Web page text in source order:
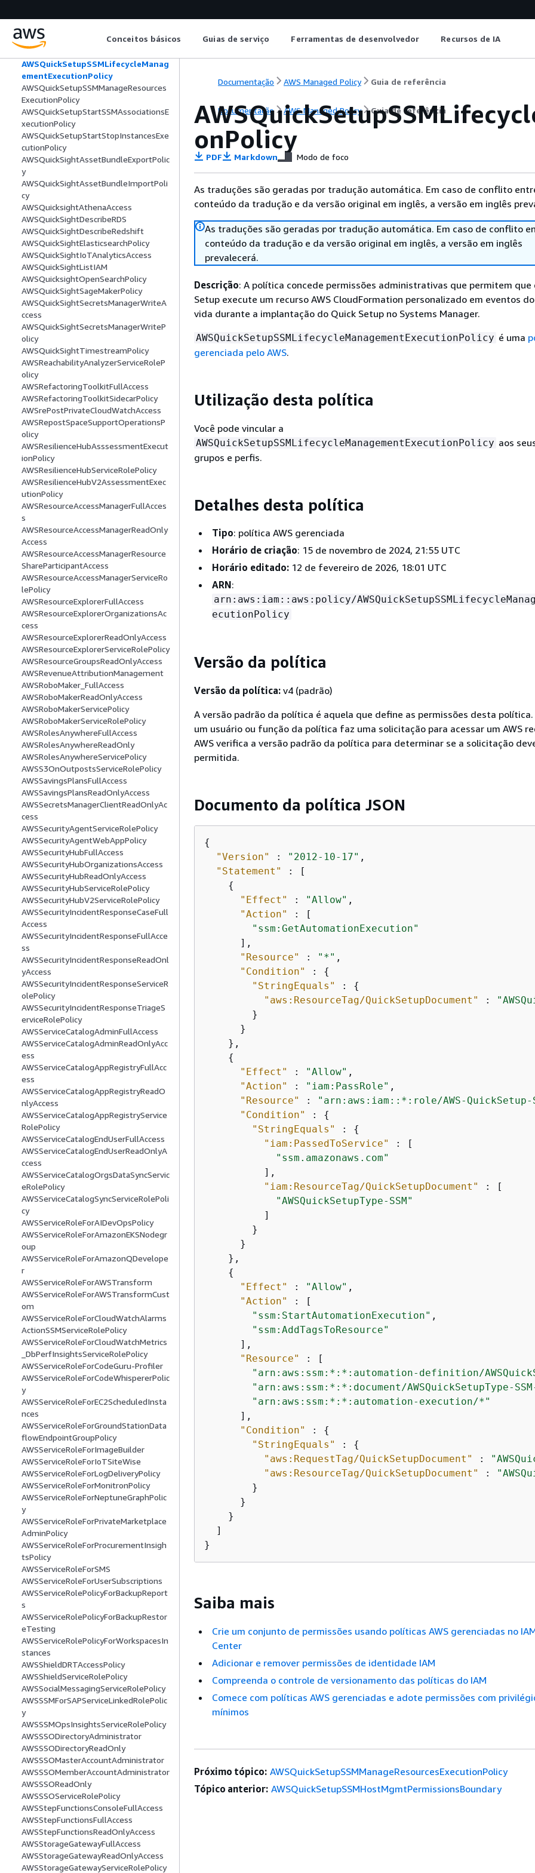
Conceitos básicos Guias de serviço Ferramentas de desenvolvedor Recursos de IA
ketRolePolicy
AWSQuickSetupSSMHostMgmtPermiss
ionsBoundary
AWSQuickSetupSSMLifecycleManag
ementExecutionPolicy
AWSQuickSetupSSMManageResources
ExecutionPolicy
AWSQuickSetupStartSSMAssociationsE
xecutionPolicy
AWSQuickSetupStartStopInstancesExe
cutionPolicy
AWSQuickSightAssetBundleExportPolic
y
AWSQuickSightAssetBundleImportPoli
cy
AWSQuicksightAthenaAccess
AWSQuickSightDescribeRDS
AWSQuickSightDescribeRedshift
AWSQuickSightElasticsearchPolicy
AWSQuickSightIoTAnalyticsAccess
AWSQuickSightListIAM
AWSQuicksightOpenSearchPolicy
AWSQuickSightSageMakerPolicy
AWSQuickSightSecretsManagerWriteA
ccess
AWSQuickSightSecretsManagerWriteP
olicy
AWSQuickSightTimestreamPolicy
AWSReachabilityAnalyzerServiceRoleP
olicy
AWSRefactoringToolkitFullAccess
AWSRefactoringToolkitSidecarPolicy
AWSrePostPrivateCloudWatchAccess
AWSRepostSpaceSupportOperationsP
olicy
AWSResilienceHubAsssessmentExecut
ionPolicy
AWSResilienceHubServiceRolePolicy
AWSResilienceHubV2AssessmentExec
utionPolicy
AWSResourceAccessManagerFullAcces
s
AWSResourceAccessManagerReadOnly
Access
AWSResourceAccessManagerResource
ShareParticipantAccess
AWSResourceAccessManagerServiceRo
lePolicy
AWSResourceExplorerFullAccess
AWSResourceExplorerOrganizationsAc
cess
AWSResourceExplorerReadOnlyAccess
AWSResourceExplorerServiceRolePolicy
AWSResourceGroupsReadOnlyAccess
AWSRevenueAttributionManagement
AWSRoboMaker_FullAccess
AWSRoboMakerReadOnlyAccess
AWSRoboMakerServicePolicy
AWSRoboMakerServiceRolePolicy
AWSRolesAnywhereFullAccess
AWSRolesAnywhereReadOnly
AWSRolesAnywhereServicePolicy
AWSS3OnOutpostsServiceRolePolicy
AWSSavingsPlansFullAccess
AWSSavingsPlansReadOnlyAccess
AWSSecretsManagerClientReadOnlyAc
cess
AWSSecurityAgentServiceRolePolicy
AWSSecurityAgentWebAppPolicy
AWSSecurityHubFullAccess
AWSSecurityHubOrganizationsAccess
AWSSecurityHubReadOnlyAccess
AWSSecurityHubServiceRolePolicy
AWSSecurityHubV2ServiceRolePolicy
AWSSecurityIncidentResponseCaseFull
Access
AWSSecurityIncidentResponseFullAcce
ss
AWSSecurityIncidentResponseReadOnl
yAccess
AWSSecurityIncidentResponseServiceR
olePolicy
AWSSecurityIncidentResponseTriageS
erviceRolePolicy
AWSServiceCatalogAdminFullAccess
AWSServiceCatalogAdminReadOnlyAcc
ess
AWSServiceCatalogAppRegistryFullAcc
ess
AWSServiceCatalogAppRegistryReadO
nlyAccess
AWSServiceCatalogAppRegistryService
RolePolicy
AWSServiceCatalogEndUserFullAccess
AWSServiceCatalogEndUserReadOnlyA
ccess
AWSServiceCatalogOrgsDataSyncServic
eRolePolicy
AWSServiceCatalogSyncServiceRolePoli
cy
AWSServiceRoleForAIDevOpsPolicy
AWSServiceRoleForAmazonEKSNodegr
oup
AWSServiceRoleForAmazonQDevelope
r
AWSServiceRoleForAWSTransform
AWSServiceRoleForAWSTransformCust
om
AWSServiceRoleForCloudWatchAlarms
ActionSSMServiceRolePolicy
AWSServiceRoleForCloudWatchMetrics
_DbPerfInsightsServiceRolePolicy
AWSServiceRoleForCodeGuru-Profiler
AWSServiceRoleForCodeWhispererPolic
y
AWSServiceRoleForEC2ScheduledInsta
nces
AWSServiceRoleForGroundStationData
flowEndpointGroupPolicy
AWSServiceRoleForImageBuilder
AWSServiceRoleForIoTSiteWise
AWSServiceRoleForLogDeliveryPolicy
AWSServiceRoleForMonitronPolicy
AWSServiceRoleForNeptuneGraphPolic
y
AWSServiceRoleForPrivateMarketplace
AdminPolicy
AWSServiceRoleForProcurementInsigh
tsPolicy
AWSServiceRoleForSMS
AWSServiceRoleForUserSubscriptions
AWSServiceRolePolicyForBackupReport
s
AWSServiceRolePolicyForBackupRestor
eTesting
AWSServiceRolePolicyForWorkspacesIn
stances
AWSShieldDRTAccessPolicy
AWSShieldServiceRolePolicy
AWSSocialMessagingServiceRolePolicy
AWSSSMForSAPServiceLinkedRolePolic
y
AWSSSMOpsInsightsServiceRolePolicy
AWSSSODirectoryAdministrator
AWSSSODirectoryReadOnly
AWSSSOMasterAccountAdministrator
AWSSSOMemberAccountAdministrator
AWSSSOReadOnly
AWSSSOServiceRolePolicy
AWSStepFunctionsConsoleFullAccess
AWSStepFunctionsFullAccess
AWSStepFunctionsReadOnlyAccess
AWSStorageGatewayFullAccess
AWSStorageGatewayReadOnlyAccess
AWSStorageGatewayServiceRolePolicy
Documentação AWS Managed Policy Guia de referência
Documentação AWS Managed Policy Guia de referência
onPolicy
PDF Markdown Modo de foco
As traduções são geradas por tradução automática. Em caso de conflito
conteúdo da tradução e da versão original em inglês, a versão em inglês
As traduções são geradas por tradução automática. Em caso de conflito
conteúdo da tradução e da versão original em inglês, a versão em inglês
prevalecerá.
Descrição: A política concede permissões administrativas que permitem que
Setup execute um recurso AWS CloudFormation personalizado em eventos
vida durante a implantação do Quick Setup no Systems Manager.
AWSQuickSetupSSMLifecycleManagementExecutionPolicy é uma
gerenciada pelo AWS.
Utilização desta política
Você pode vincular a
AWSQuickSetupSSMLifecycleManagementExecutionPolicy aos
grupos e perfis.
Detalhes desta política
Tipo: política AWS gerenciada
Horário de criação: 15 de novembro de 2024, 21:55 UTC
Horário editado: 12 de fevereiro de 2026, 18:01 UTC
ARN:
arn:aws:iam::aws:policy/
ecutionPolicy
Versão da política
Versão da política: v4 (padrão)
A versão padrão da política é aquela que define as permissões desta
um usuário ou função da política faz uma solicitação para acessar um AWS
AWS verifica a versão padrão da política para determinar se a solicitação
permitida.
Documento da política JSON
{
"Version"
: "2012-10-17" ,
"Statement"
: [
{
"Effect"
: "Allow" ,
"Action"
: [
"ssm:GetAutomationExecution"
      ],
"Resource"
: "*" ,
"Condition"
: {
"StringEquals"
: {
"aws:ResourceTag/QuickSetupDocument"
:
        }
      }
    },
{
"Effect"
: "Allow" ,
"Action"
: "iam:PassRole" ,
"Resource"
: "arn:aws:iam::*:role/AWS-QuickSetup-
"Condition"
: {
"StringEquals"
: {
"iam:PassedToService"
: [
"ssm.amazonaws.com"
          ],
"iam:ResourceTag/QuickSetupDocument"
: [
"AWSQuickSetupType-SSM"
          ]
        }
      }
    },
{
"Effect"
: "Allow" ,
"Action"
: [
"ssm:StartAutomationExecution" ,
"ssm:AddTagsToResource"
      ],
"Resource"
: [
"arn:aws:ssm:*:*:automation-definition/
"arn:aws:ssm:*:*:document/AWSQuickSetupType-
"arn:aws:ssm:*:*:automation-execution/*"
      ],
"Condition"
: {
"StringEquals"
: {
"aws:RequestTag/QuickSetupDocument"
:
"aws:ResourceTag/QuickSetupDocument"
:
        }
      }
    }
  ]
}
Saiba mais
Crie um conjunto de permissões usando políticas AWS gerenciadas no
Center
Adicionar e remover permissões de identidade IAM
Compreenda o controle de versionamento das políticas do IAM
Comece com políticas AWS gerenciadas e adote permissões com
mínimos
Próximo tópico: AWSQuickSetupSSMManageResourcesExecutionPolicy
Tópico anterior: AWSQuickSetupSSMHostMgmtPermissionsBoundary